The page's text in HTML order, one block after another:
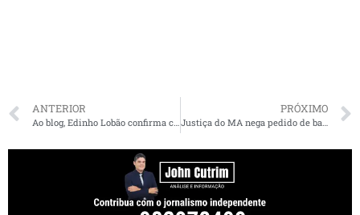
ANTERIOR
Ao blog, Edinho Lobão confirma conversas para assumir comando do PSL e se candidatar em 2022
PRÓXIMO
Justiça do MA nega pedido de bancos e mantém suspensão de cobrança de empréstimos consignados